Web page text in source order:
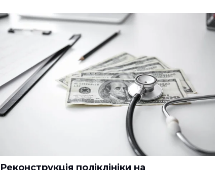
Реконструкція поліклініки на